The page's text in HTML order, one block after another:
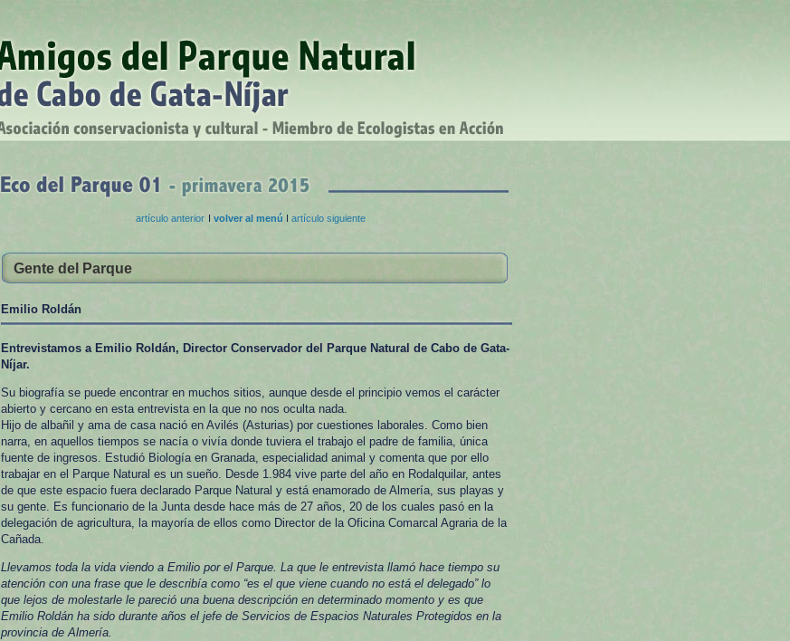
artículo anterior I volver al menú I artículo siguiente
Gente del Parque
Emilio Roldán
Entrevistamos a Emilio Roldán, Director Conservador del Parque Natural de Cabo de Gata-
Níjar.
Su biografía se puede encontrar en muchos sitios, aunque desde el principio vemos el carácter
abierto y cercano en esta entrevista en la que no nos oculta nada.
Hijo de albañil y ama de casa nació en Avilés (Asturias) por cuestiones laborales. Como bien
narra, en aquellos tiempos se nacía o vivía donde tuviera el trabajo el padre de familia, única
fuente de ingresos. Estudió Biología en Granada, especialidad animal y comenta que por ello
trabajar en el Parque Natural es un sueño. Desde 1.984 vive parte del año en Rodalquilar, antes
de que este espacio fuera declarado Parque Natural y está enamorado de Almería, sus playas y
su gente. Es funcionario de la Junta desde hace más de 27 años, 20 de los cuales pasó en la
delegación de agricultura, la mayoría de ellos como Director de la Oficina Comarcal Agraria de la
Cañada.
Llevamos toda la vida viendo a Emilio por el Parque. La que le entrevista llamó hace tiempo su
atención con una frase que le describía como “es el que viene cuando no está el delegado” lo
que lejos de molestarle le pareció una buena descripción en determinado momento y es que
Emilio Roldán ha sido durante años el jefe de Servicios de Espacios Naturales Protegidos en la
provincia de Almería.